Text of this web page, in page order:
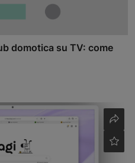
domotica su TV: come